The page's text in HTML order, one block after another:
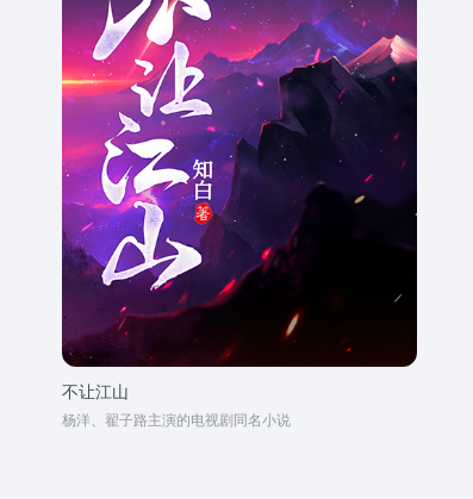
不让江山
杨洋、翟子路主演的电视剧同名小说